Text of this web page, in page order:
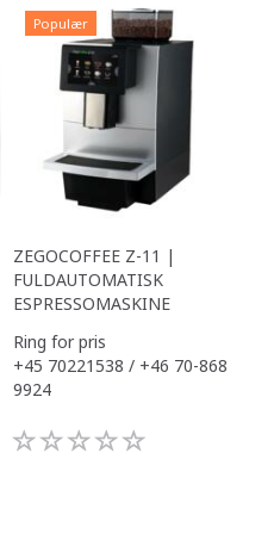
Populær
ZEGOCOFFEE Z-11 |
FULDAUTOMATISK
ESPRESSOMASKINE
Ring for pris
+45 70221538 / +46 70-868
9924